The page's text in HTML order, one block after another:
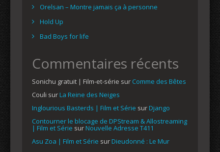
Orelsan – Montre jamais ça à personne
Hold Up
Bad Boys for life
Commentaires récents
Sonichu gratuit | Film-et-série sur Comme des Bêtes
Couli surLa Reine des Neiges
Inglourious Basterds | Film et Série surDjango
Contourner le blocage de DPStream & Allostreaming
| Film et Série surNouvelle Adresse T411
Asu Zoa | Film et Série surDieudonné : Le Mur